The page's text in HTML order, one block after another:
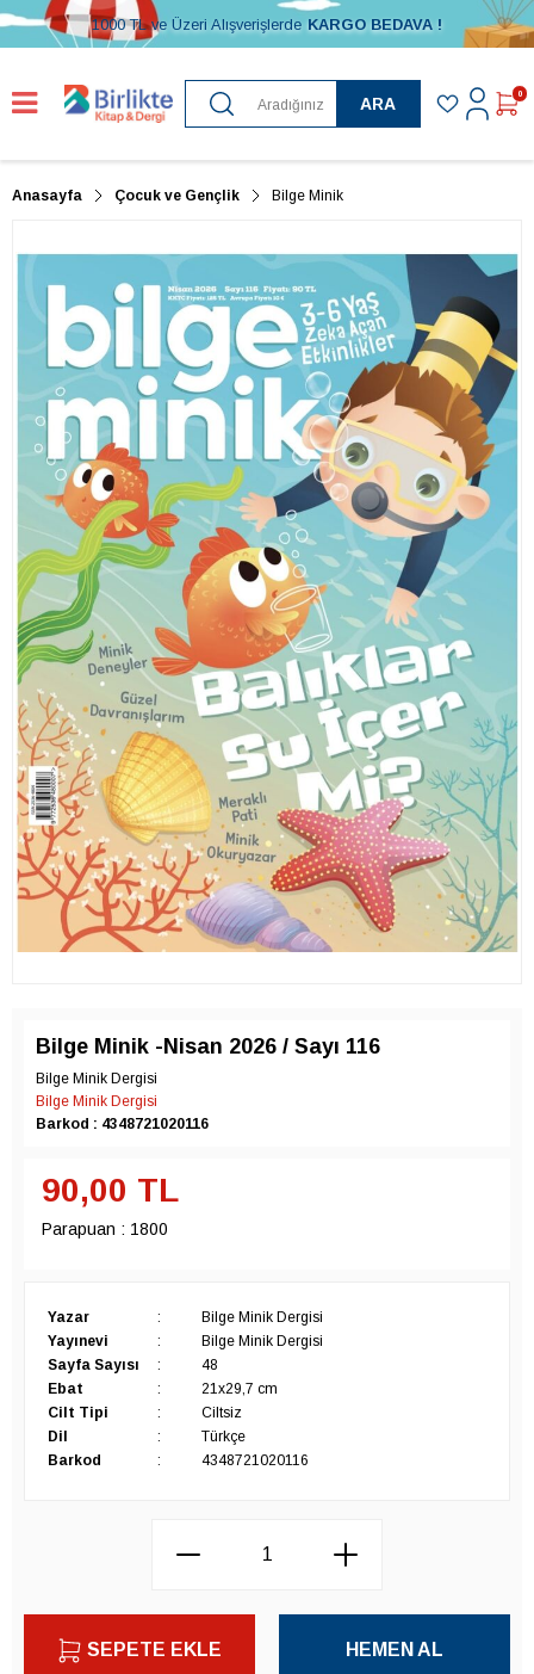
1000 TL ve Üzeri Alışverişlerde KARGO BEDAVA !
ARA
0
Anasayfa Çocuk ve Gençlik Bilge Minik
Bilge Minik -Nisan 2026 / Sayı 116
Bilge Minik Dergisi
Bilge Minik Dergisi
Barkod : 4348721020116
90,00 TL
Parapuan : 1800
Yazar :
Bilge Minik Dergisi
Yayınevi
:
Bilge Minik Dergisi
Sayfa Sayısı
:
48
Ebat
:
21x29,7 cm
Cilt Tipi
:
Ciltsiz
Dil
:
Türkçe
Barkod
: 4348721020116
SEPETE EKLE HEMEN AL